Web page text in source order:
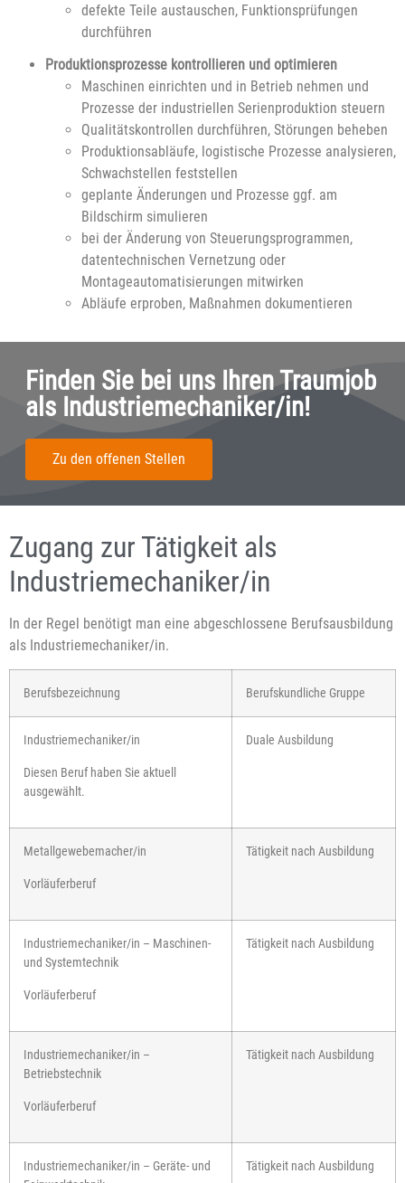
defekte Teile austauschen, Funktionsprüfungen
durchführen
Produktionsprozesse kontrollieren und optimieren
Maschinen einrichten und in Betrieb nehmen und
Prozesse der industriellen Serienproduktion steuern
Qualitätskontrollen durchführen, Störungen beheben
Produktionsabläufe, logistische Prozesse analysieren,
Schwachstellen feststellen
geplante Änderungen und Prozesse ggf. am
Bildschirm simulieren
bei der Änderung von Steuerungsprogrammen,
datentechnischen Vernetzung oder
Montageautomatisierungen mitwirken
Abläufe erproben, Maßnahmen dokumentieren
Finden Sie bei uns Ihren Traumjob
als Industriemechaniker/in!
Zu den offenen Stellen
Zugang zur Tätigkeit als
Industriemechaniker/in
In der Regel benötigt man eine abgeschlossene Berufsausbildung
als Industriemechaniker/in.
Berufsbezeichnung Berufskundliche Gruppe
Industriemechaniker/in
Diesen Beruf haben Sie aktuell
ausgewählt.
Duale Ausbildung
Metallgewebemacher/in
Vorläuferberuf
Tätigkeit nach Ausbildung
Industriemechaniker/in – Maschinen-
und Systemtechnik
Vorläuferberuf
Tätigkeit nach Ausbildung
Industriemechaniker/in –
Betriebstechnik
Vorläuferberuf
Tätigkeit nach Ausbildung
Industriemechaniker/in – Geräte- und
Tätigkeit nach Ausbildung